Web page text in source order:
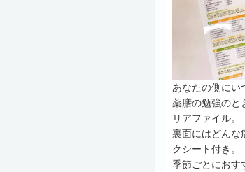
あなたの側にい
薬膳の勉強のと
リアファイル。
裏面にはどんな
クシート付き。
季節ごとにおす